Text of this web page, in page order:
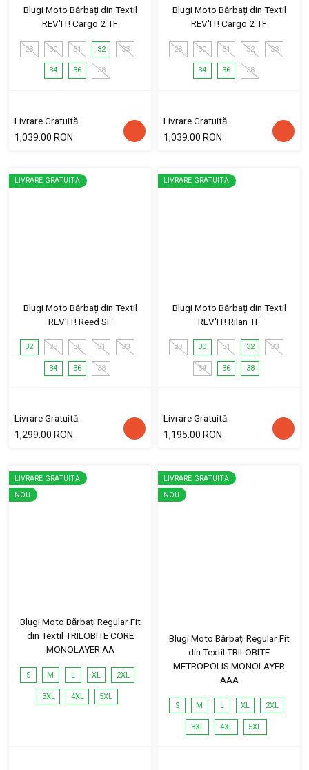
Blugi Moto Bărbați din Textil
REV'IT! Cargo 2 TF
28 30 31 32 33
34 36 38
Livrare Gratuită
1,039.00 RON
Blugi Moto Bărbați din Textil
REV'IT! Cargo 2 TF
28 30 31 32 33
34 36 38
Livrare Gratuită
1,039.00 RON
LIVRARE GRATUITĂ
Blugi Moto Bărbați din Textil
REV'IT! Reed SF
32 28 30 31 33
34 36 38
Livrare Gratuită
1,299.00 RON
LIVRARE GRATUITĂ
Blugi Moto Bărbați din Textil
REV'IT! Rilan TF
28 30 31 32 33
34 36 38
Livrare Gratuită
1,195.00 RON
LIVRARE GRATUITĂ
NOU
Blugi Moto Bărbați Regular Fit
din Textil TRILOBITE CORE
MONOLAYER AA
S M L XL 2XL
3XL 4XL 5XL
LIVRARE GRATUITĂ
NOU
Blugi Moto Bărbați Regular Fit
din Textil TRILOBITE
METROPOLIS MONOLAYER
AAA
S M L XL 2XL
3XL 4XL 5XL